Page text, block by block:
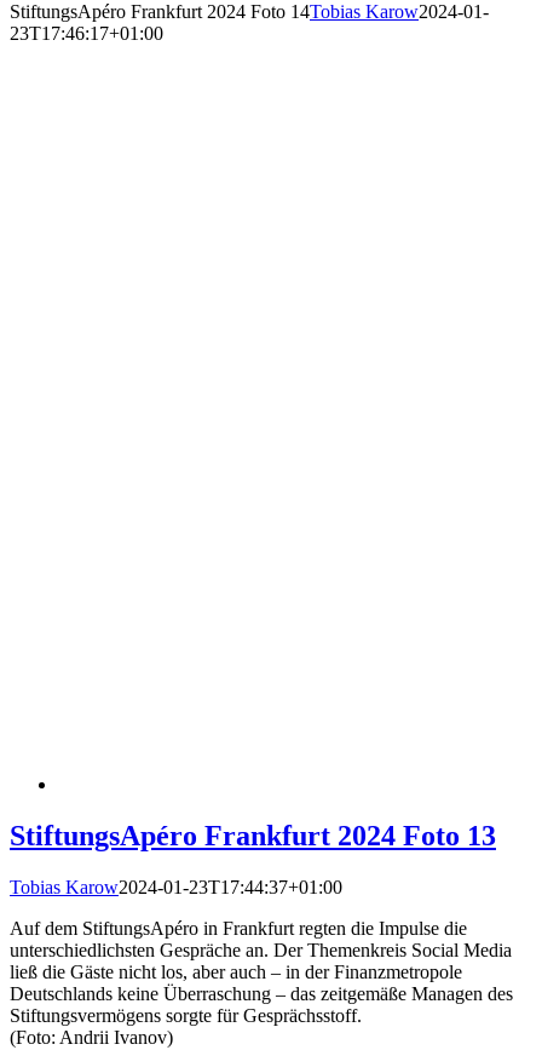
StiftungsApéro Frankfurt 2024 Foto 14Tobias Karow2024-01-
23T17:46:17+01:00
StiftungsApéro Frankfurt 2024 Foto 13
Tobias Karow2024-01-23T17:44:37+01:00
Auf dem StiftungsApéro in Frankfurt regten die Impulse die
unterschiedlichsten Gespräche an. Der Themenkreis Social Media
ließ die Gäste nicht los, aber auch – in der Finanzmetropole
Deutschlands keine Überraschung – das zeitgemäße Managen des
Stiftungsvermögens sorgte für Gesprächsstoff.
(Foto: Andrii Ivanov)